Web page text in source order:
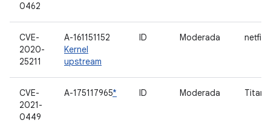
0462
CVE-
2020-
25211
A-161151152
Kernel
upstream
ID Moderada
CVE-
2021-
0449
A-175117965* ID Moderada Titan